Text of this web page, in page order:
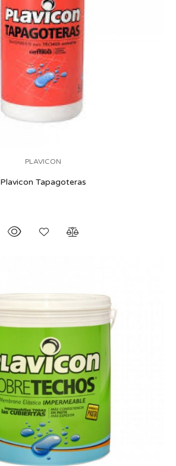
PLAVICON
Plavicon Tapagoteras